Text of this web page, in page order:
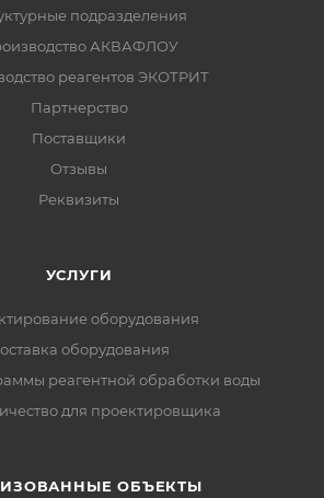
подразделения
АКВАФЛОУ
реагентов ЭКОТРИТ
Партнерство
Поставщики
Отзывы
Реквизиты
УСЛУГИ
оборудования
оборудования
реагентной обработки воды
для проектировщика
ОБЪЕКТЫ